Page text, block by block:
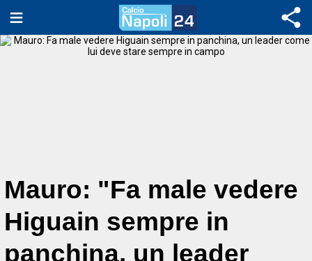
Mauro: "Fa male vedere
Higuain sempre in
panchina, un leader